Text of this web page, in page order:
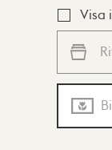
Visa